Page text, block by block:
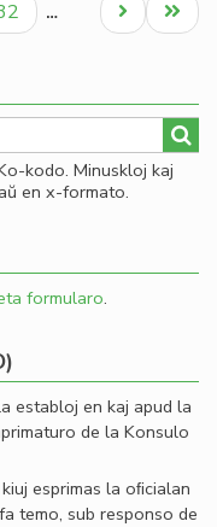
en
…
Last
page
Next
page
kodo. Minuskloj kaj
en x-formato.
formularo.
establoj en kaj apud la
de la Konsulo
esprimas la oﬁcialan
temo, sub responso de